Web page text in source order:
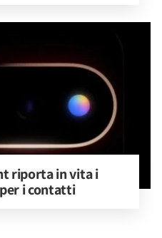
riporta in vita i
i contatti